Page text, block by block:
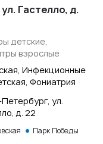
Гастелло, д.
детские,
взрослые
Инфекционные
Фониатрия
ул.
д. 22
Парк Победы